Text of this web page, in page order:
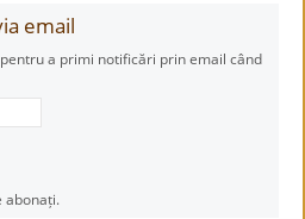
email
a primi notificări prin email când
abonați.